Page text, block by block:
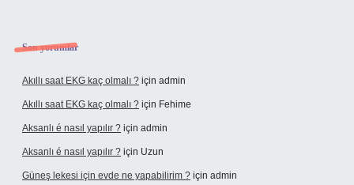
Son yorumlar
Akıllı saat EKG kaç olmalı ? için admin
Akıllı saat EKG kaç olmalı ? için Fehime
Aksanlı é nasıl yapılır ? için admin
Aksanlı é nasıl yapılır ? için Uzun
Güneş lekesi için evde ne yapabilirim ? için admin